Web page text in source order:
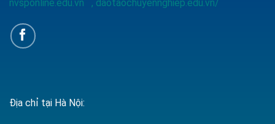
nvsponline.edu.vn , daotaochuyennghiep.edu.vn/
Địa chỉ tại Hà Nội: